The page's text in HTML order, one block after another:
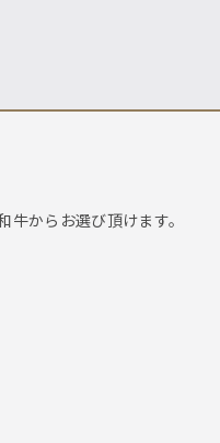
からお選び頂けます。